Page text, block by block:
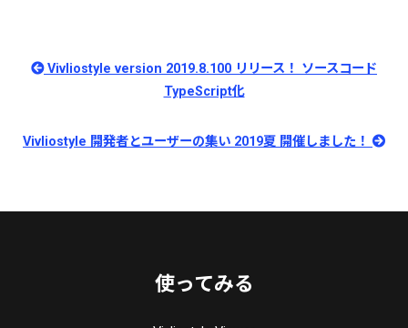
Vivliostyle version 2019.8.100 リリース！ ソースコード
TypeScript化
Vivliostyle 開発者とユーザーの集い 2019夏 開催しました！
使ってみる